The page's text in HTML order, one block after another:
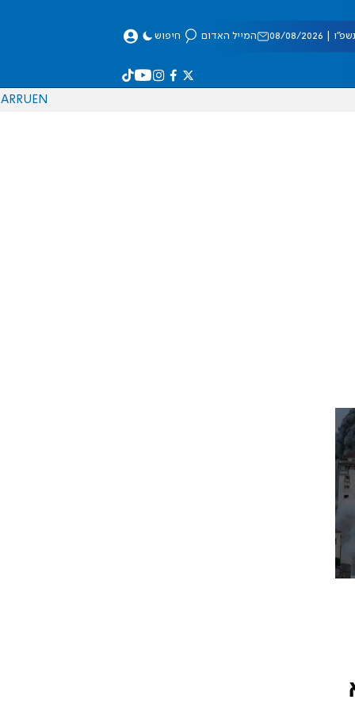
08/2026 המייל האדום חיפוש
EN
RU
AR